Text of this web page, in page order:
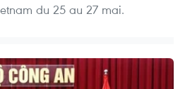
du 25 au 27 mai.